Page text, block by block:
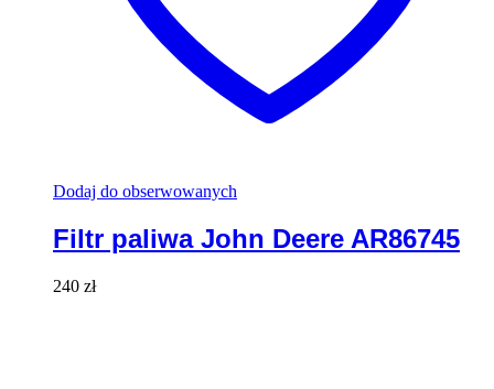
Dodaj do obserwowanych
Filtr paliwa John Deere AR86745
240 zł